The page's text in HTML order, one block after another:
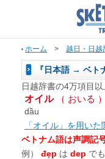
ホーム > 越日・日越
『日本語 → ベト
日越辞書の4万項目
オイル
（ おいる ）
dầu
「オイル」を用い
ベトナム語は声調記
例）
đẹp は dep で